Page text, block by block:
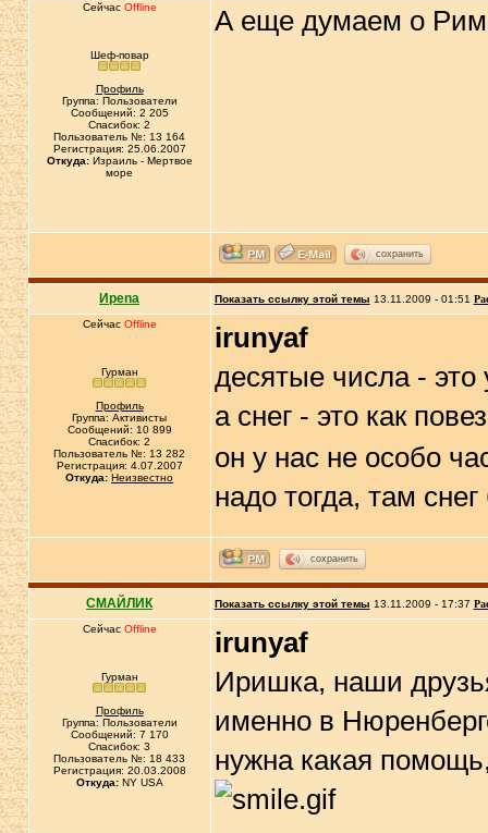
Сейчас Offline
Шеф-повар
Профиль
Группа: Пользователи
Сообщений: 2 205
Спасибок: 2
Пользователь №: 13 164
Регистрация: 25.06.2007
Откуда:Израиль - Мертвое
море
А еще думаем о
сохранить
Иpena Показать ссылку этой темы 13.11.2009 - 01:51
Сейчас Offline
Гурман
Профиль
Группа: Активисты
Сообщений: 10 899
Спасибок: 2
Пользователь №: 13 282
Регистрация: 4.07.2007
Откуда: Неизвестно
irunyaf
десятые числа -
а снег - это как
он у нас не особо
надо тогда, там
сохранить
СМАЙЛИК Показать ссылку этой темы 13.11.2009 - 17:37
Сейчас Offline
Гурман
Профиль
Группа: Пользователи
Сообщений: 7 170
Спасибок: 3
Пользователь №: 18 433
Регистрация: 20.03.2008
Откуда:NY USA
irunyaf
Иришка, наши
именно в
нужна какая